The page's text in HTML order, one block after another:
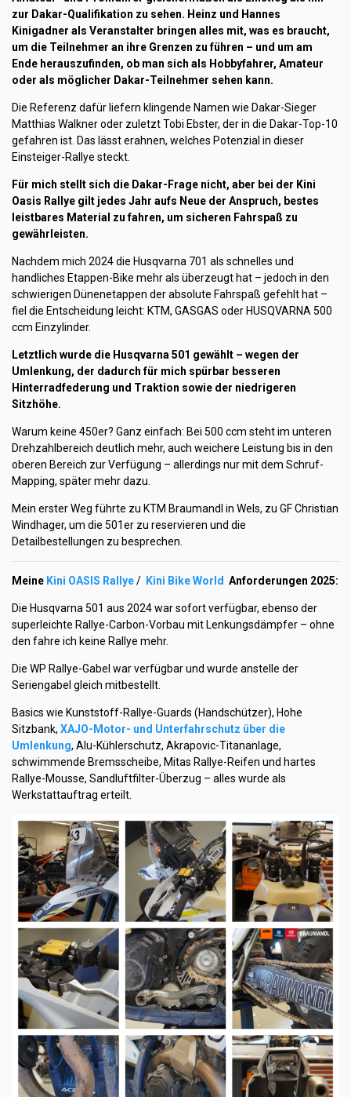
zur Dakar-Qualifikation zu sehen. Heinz und Hannes
Kinigadner als Veranstalter bringen alles mit, was es braucht,
um die Teilnehmer an ihre Grenzen zu führen – und um am
Ende herauszufinden, ob man sich als Hobbyfahrer, Amateur
oder als möglicher Dakar-Teilnehmer sehen kann.
Die Referenz dafür liefern klingende Namen wie Dakar-Sieger
Matthias Walkner oder zuletzt Tobi Ebster, der in die Dakar-Top-10
gefahren ist. Das lässt erahnen, welches Potenzial in dieser
Einsteiger-Rallye steckt.
Für mich stellt sich die Dakar-Frage nicht, aber bei der Kini
Oasis Rallye gilt jedes Jahr aufs Neue der Anspruch, bestes
leistbares Material zu fahren, um sicheren Fahrspaß zu
gewährleisten.
Nachdem mich 2024 die Husqvarna 701 als schnelles und
handliches Etappen-Bike mehr als überzeugt hat – jedoch in den
schwierigen Dünenetappen der absolute Fahrspaß gefehlt hat –
fiel die Entscheidung leicht: KTM, GASGAS oder HUSQVARNA 500
ccm Einzylinder.
Letztlich wurde die Husqvarna 501 gewählt – wegen der
Umlenkung, der dadurch für mich spürbar besseren
Hinterradfederung und Traktion sowie der niedrigeren
Sitzhöhe.
Warum keine 450er? Ganz einfach: Bei 500 ccm steht im unteren
Drehzahlbereich deutlich mehr, auch weichere Leistung bis in den
oberen Bereich zur Verfügung – allerdings nur mit dem Schruf-
Mapping, später mehr dazu.
Mein erster Weg führte zu KTM Braumandl in Wels, zu GF Christian
Windhager, um die 501er zu reservieren und die
Detailbestellungen zu besprechen.
Meine Kini OASIS Rallye/ Kini Bike World Anforderungen 2025:
Die Husqvarna 501 aus 2024 war sofort verfügbar, ebenso der
superleichte Rallye-Carbon-Vorbau mit Lenkungsdämpfer – ohne
den fahre ich keine Rallye mehr.
Die WP Rallye-Gabel war verfügbar und wurde anstelle der
Seriengabel gleich mitbestellt.
Basics wie Kunststoff-Rallye-Guards (Handschützer), Hohe
Sitzbank, XAJO-Motor- und Unterfahrschutz über die
Umlenkung, Alu-Kühlerschutz, Akrapovic-Titananlage,
schwimmende Bremsscheibe, Mitas Rallye-Reifen und hartes
Rallye-Mousse, Sandluftfilter-Überzug – alles wurde als
Werkstattauftrag erteilt.